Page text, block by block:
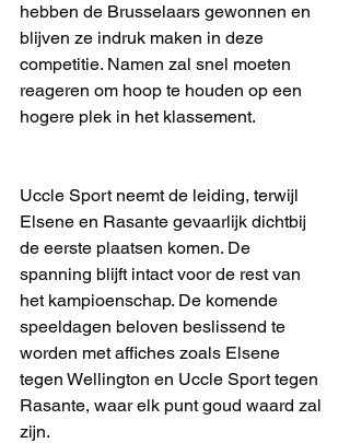
hebben de Brusselaars gewonnen en
blijven ze indruk maken in deze
competitie. Namen zal snel moeten
reageren om hoop te houden op een
hogere plek in het klassement.
Uccle Sport neemt de leiding, terwijl
Elsene en Rasante gevaarlijk dichtbij
de eerste plaatsen komen. De
spanning blijft intact voor de rest van
het kampioenschap. De komende
speeldagen beloven beslissend te
worden met affiches zoals Elsene
tegen Wellington en Uccle Sport tegen
Rasante, waar elk punt goud waard zal
zijn.